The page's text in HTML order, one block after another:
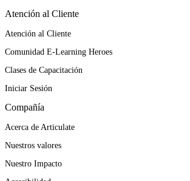
Atención al Cliente
Atención al Cliente
Comunidad E-Learning Heroes
Clases de Capacitación
Iniciar Sesión
Compañía
Acerca de Articulate
Nuestros valores
Nuestro Impacto